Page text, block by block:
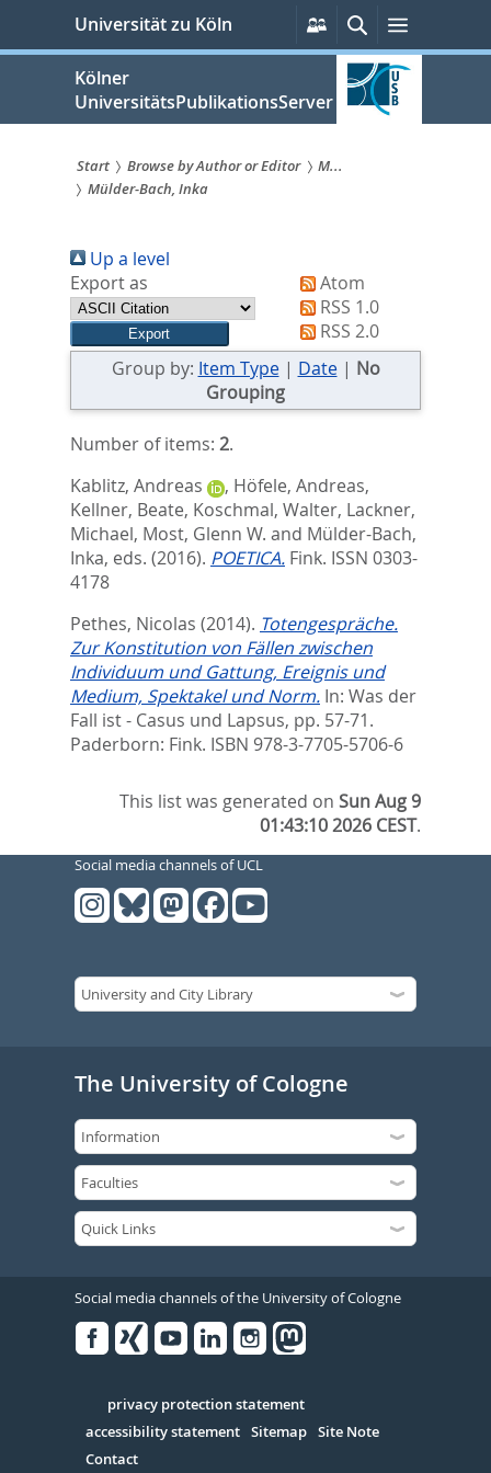
springen
Universität zu Köln
Persönliche
Services
SucheMenü
Kölner
UniversitätsPublikationsServer
Sie
sind
hier:
Start Browse by Author or Editor
M...
Mülder-Bach, Inka
Up a level
Export as
Atom
RSS 1.0
RSS 2.0
Group by: Item Type| Date| No
Grouping
Number of items: 2.
Kablitz, Andreas
, Höfele, Andreas,
Kellner, Beate, Koschmal, Walter, Lackner,
Michael, Most, Glenn W. and Mülder-Bach,
Inka, eds. (2016). POETICA. Fink. ISSN 0303-
4178
Pethes, Nicolas (2014). Totengespräche.
Zur Konstitution von Fällen zwischen
Individuum und Gattung, Ereignis und
Medium, Spektakel und Norm. In: Was der
Fall ist - Casus und Lapsus, pp. 57-71.
Paderborn: Fink. ISBN 978-3-7705-5706-6
This list was generated onSun Aug 9
01:43:10 2026 CEST.
Social media channels of UCL
The University of Cologne
Social media channels of the University of Cologne
Serivce
privacy protection statement
accessibility statement Sitemap Site Note
Contact